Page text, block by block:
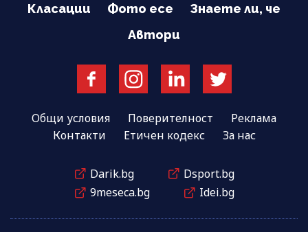
Класации
Фото есе
Знаете ли, че
Автори
Общи условия Поверителност
Реклама
Контакти
Етичен кодекс За нас
Darik.bg
Dsport.bg
9meseca.bg
Idei.bg